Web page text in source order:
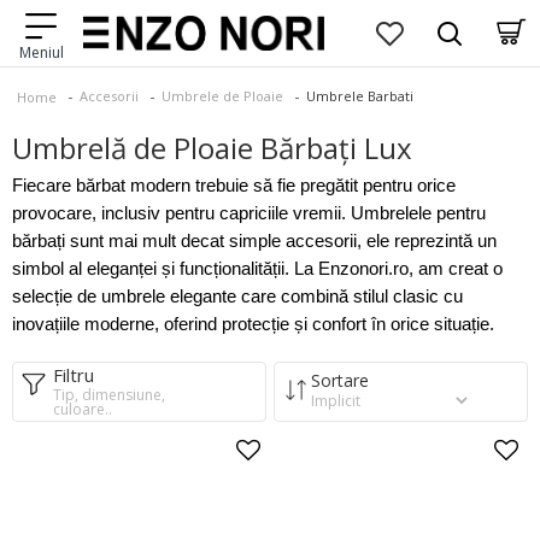
Home Accesorii Umbrele de Ploaie Umbrele Barbati
Umbrelă de Ploaie Bărbați Lux
Fiecare bărbat modern trebuie să fie pregătit pentru orice
provocare, inclusiv pentru capriciile vremii. Umbrelele pentru
bărbați sunt mai mult decat simple accesorii, ele reprezintă un
simbol al eleganței și funcționalității. La Enzonori.ro, am creat o
selecție de umbrele elegante care combină stilul clasic cu
inovațiile moderne, oferind protecție și confort în orice situație.
Filtru
Tip, dimensiune,
culoare..
Sortare